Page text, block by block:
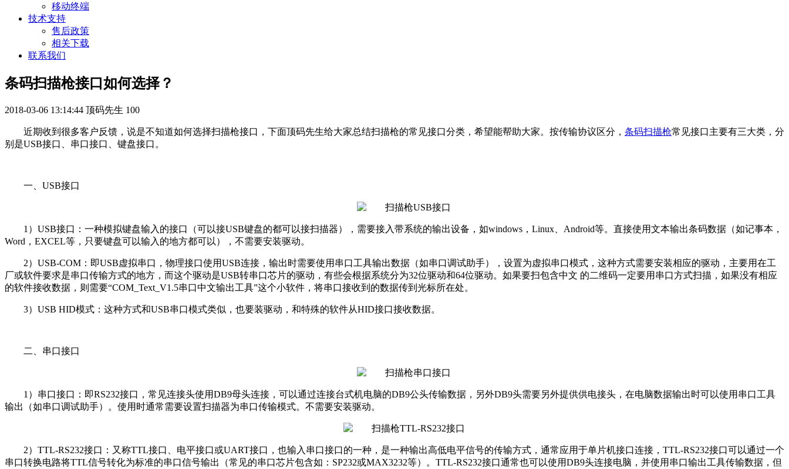
移动终端
技术支持
售后政策
相关下载
联系我们
条码扫描枪接口如何选择？
2018-03-06 13:14:44 顶码先生 100
近期收到很多客户反馈，说是不知道如何选择扫描枪接口，下面顶码先生给大家总结扫描枪的常见接口分类，希望能帮助大家。按传输协议区分， 条码扫描枪常见接口主要有三大类，分
别是USB接口、串口接口、键盘接口。
一、USB接口
1）USB接口：一种模拟键盘输入的接口（可以接USB键盘的都可以接扫描器），需要接入带系统的输出设备，如windows，Linux、Android等。直接使用文本输出条码数据（如记事本，
Word，EXCEL等，只要键盘可以输入的地方都可以），不需要安装驱动。
2）USB-COM：即USB虚拟串口，物理接口使用USB连接，输出时需要使用串口工具输出数据（如串口调试助手），设置为虚拟串口模式，这种方式需要安装相应的驱动，主要用在工
厂或软件要求是串口传输方式的地方，而这个驱动是USB转串口芯片的驱动，有些会根据系统分为32位驱动和64位驱动。如果要扫包含中文 的二维码一定要用串口方式扫描，如果没有相应
的软件接收数据，则需要“COM_Text_V1.5串口中文输出工具”这个小软件，将串口接收到的数据传到光标所在处。
3）USB HID模式：这种方式和USB串口模式类似，也要装驱动，和特殊的软件从HID接口接收数据。
二、串口接口
1）串口接口：即RS232接口，常见连接头使用DB9母头连接，可以通过连接台式机电脑的DB9公头传输数据，另外DB9头需要另外提供供电接头，在电脑数据输出时可以使用串口工具
输出（如串口调试助手）。使用时通常需要设置扫描器为串口传输模式。不需要安装驱动。
2）TTL-RS232接口：又称TTL接口、电平接口或UART接口，也输入串口接口的一种，是一种输出高低电平信号的传输方式，通常应用于单片机接口连接，TTL-RS232接口可以通过一个
串口转换电路将TTL信号转化为标准的串口信号输出（常见的串口芯片包含如：SP232或MAX3232等）。TTL-RS232接口通常也可以使用DB9头连接电脑，并使用串口输出工具传输数据，但